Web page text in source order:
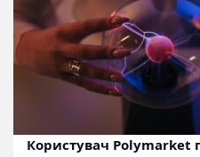
Користувач Polymarket